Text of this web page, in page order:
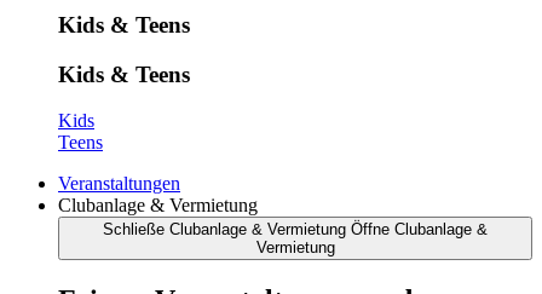
Kids & Teens
Kids & Teens
Kids
Teens
Veranstaltungen
Clubanlage & Vermietung
Schließe Clubanlage & Vermietung Öffne Clubanlage &
Vermietung